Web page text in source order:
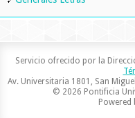
Servicio ofrecido por la
Av. Universitaria 1801, San
© 2026 Pontificia
Powered